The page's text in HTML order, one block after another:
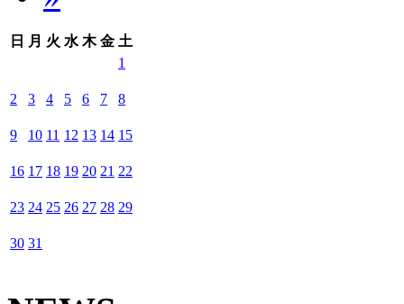
日 月 火 水 木 金 土
1
2 3 4 5 6 7 8
9 10 11 12 13 14 15
16 17 18 19 20 21 22
23 24 25 26 27 28 29
30 31